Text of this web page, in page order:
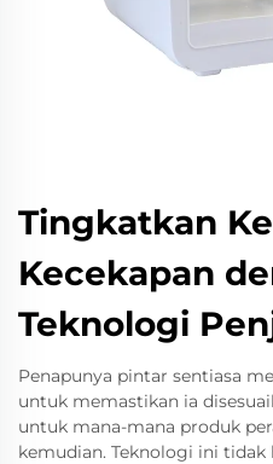
Tingkatkan
Kecekapan
Teknologi
Penapunya pintar sentiasa
untuk memastikan ia
untuk mana-mana produk
kemudian. Teknologi ini tidak